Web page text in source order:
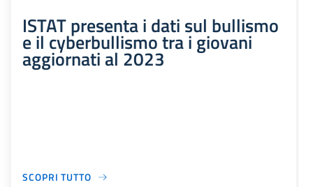
ISTAT presenta i dati sul bullismo
e il cyberbullismo tra i giovani
aggiornati al 2023
SCOPRI TUTTO